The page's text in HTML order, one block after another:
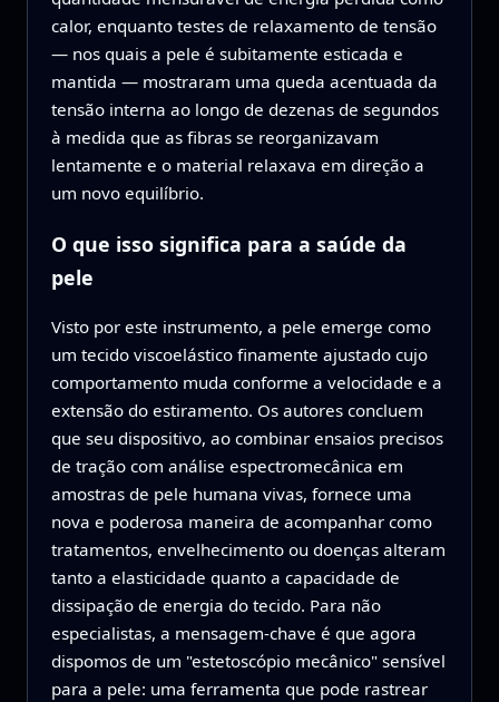
calor, enquanto testes de relaxamento de tensão
— nos quais a pele é subitamente esticada e
mantida — mostraram uma queda acentuada da
tensão interna ao longo de dezenas de segundos
à medida que as fibras se reorganizavam
lentamente e o material relaxava em direção a
um novo equilíbrio.
O que isso significa para a saúde da
pele
Visto por este instrumento, a pele emerge como
um tecido viscoelástico finamente ajustado cujo
comportamento muda conforme a velocidade e a
extensão do estiramento. Os autores concluem
que seu dispositivo, ao combinar ensaios precisos
de tração com análise espectromecânica em
amostras de pele humana vivas, fornece uma
nova e poderosa maneira de acompanhar como
tratamentos, envelhecimento ou doenças alteram
tanto a elasticidade quanto a capacidade de
dissipação de energia do tecido. Para não
especialistas, a mensagem-chave é que agora
dispomos de um "estetoscópio mecânico" sensível
para a pele: uma ferramenta que pode rastrear